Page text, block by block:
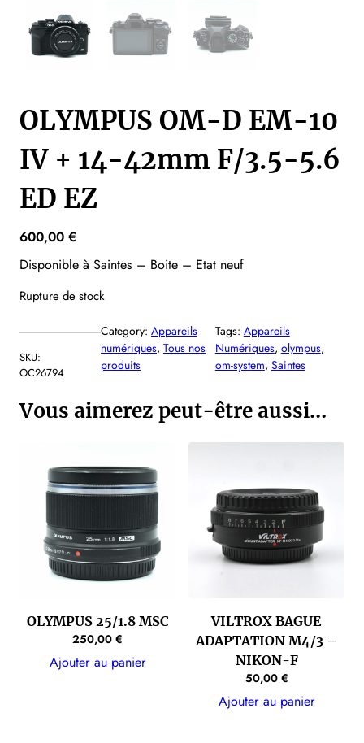
OLYMPUS OM-D EM-10
IV + 14-42mm F/3.5-5.6
ED EZ
600,00 €
Disponible à Saintes – Boite – Etat neuf
Rupture de stock
SKU:
OC26794
Category: Appareils
numériques, Tous nos
produits
Tags: Appareils
Numériques, olympus
om-system, Saintes
Vous aimerez peut-être aussi…
OLYMPUS 25/1.8 MSC
250,00 €
Ajouter au panier
VILTROX BAGUE
ADAPTATION M4/3 –
NIKON-F
50,00 €
Ajouter au panier